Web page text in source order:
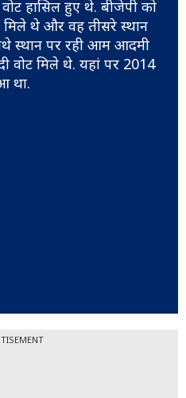
हासिल हुए थे. बीजेपी को
थे और वह तीसरे स्थान
स्थान पर रही आम आदमी
वोट मिले थे. यहां पर 2014
था.